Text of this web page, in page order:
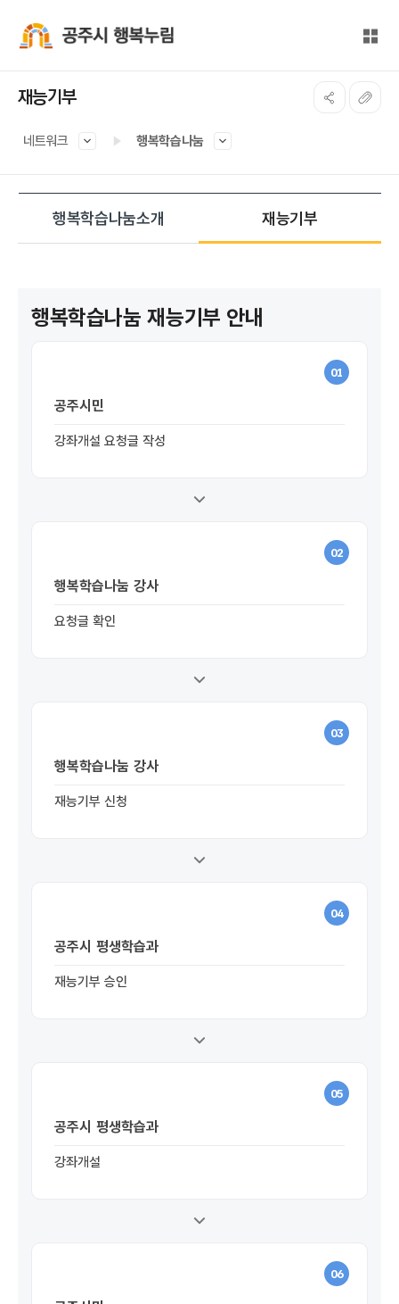
전체
재능기부
네트워크 행복학습나눔
행복학습나눔소개 재능기부
행복학습나눔 재능기부 안내
01
공주시민
강좌개설 요청글 작성
02
행복학습나눔 강사
요청글 확인
03
행복학습나눔 강사
재능기부 신청
04
공주시 평생학습과
재능기부 승인
05
공주시 평생학습과
강좌개설
06